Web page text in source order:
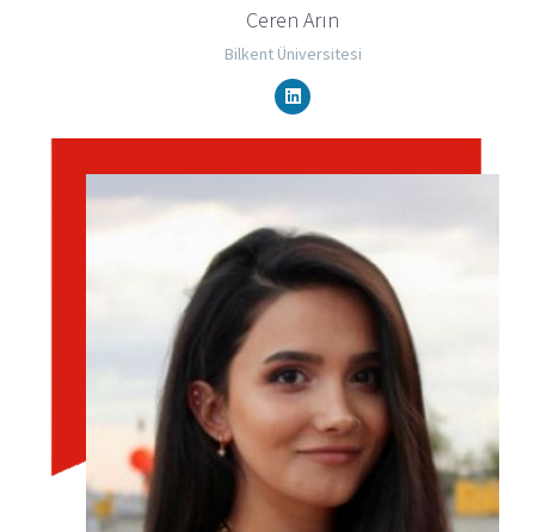
Ceren Arın
Bilkent Üniversitesi